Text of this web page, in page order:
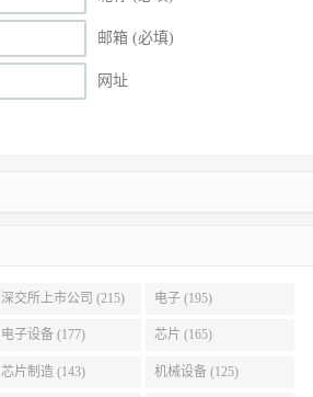
邮箱 (必填)
网址
深交所上市公司 (215) 电子 (195)
电子设备 (177) 芯片 (165)
芯片制造 (143) 机械设备 (125)